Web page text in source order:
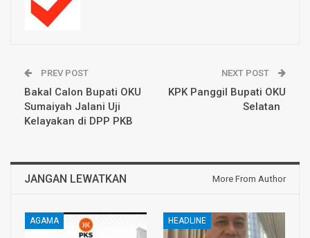
PREV POST
Bakal Calon Bupati OKU
Sumaiyah Jalani Uji
Kelayakan di DPP PKB
NEXT POST
KPK Panggil Bupati OKU
Selatan
JANGAN LEWATKAN More From Author
AGAMA HEADLINE